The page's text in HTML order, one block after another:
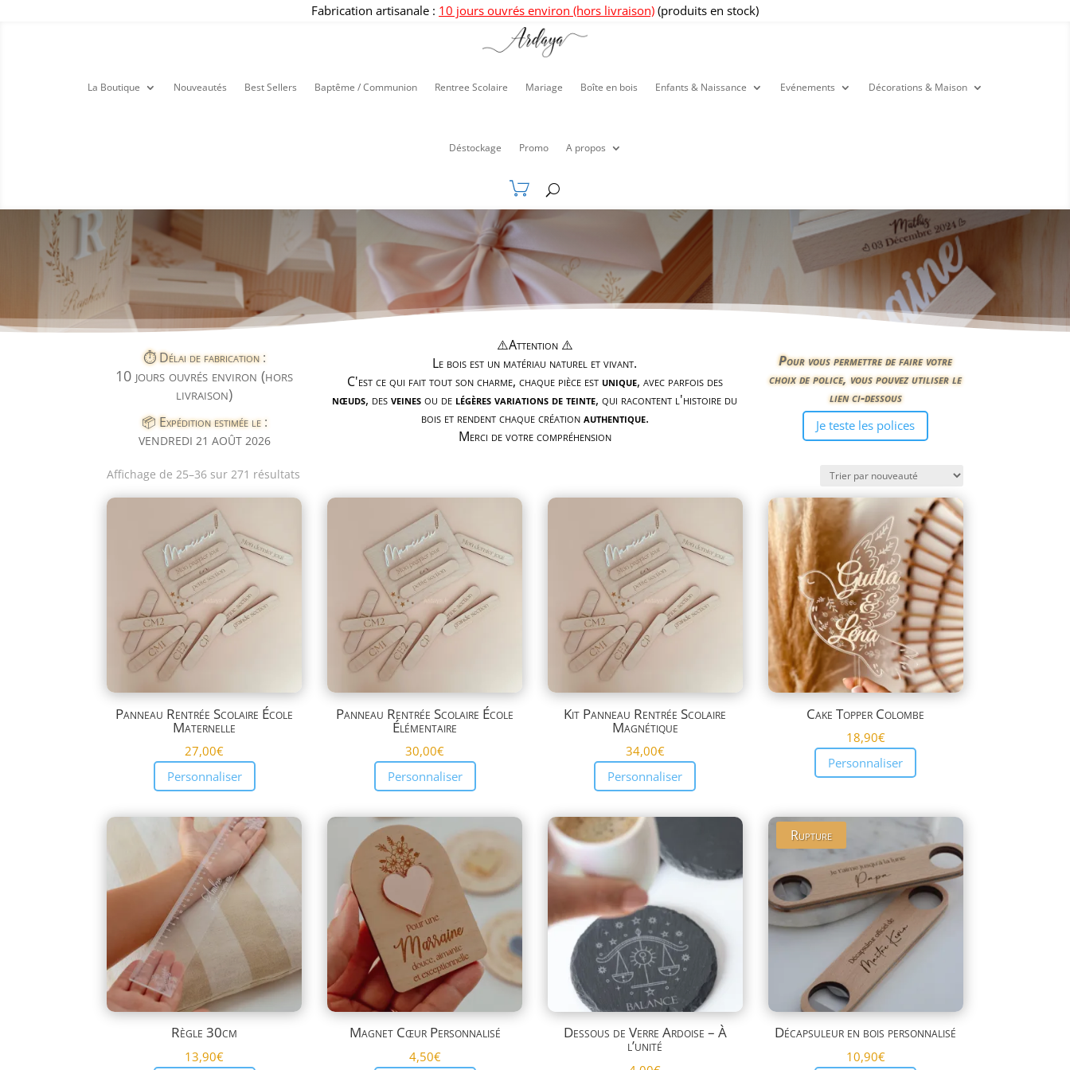
Fabrication artisanale : 10 jours ouvrés environ (hors livraison) (produits en stock)
La Boutique Nouveautés Best Sellers Baptême / Communion Rentree Scolaire Mariage Boîte en bois Enfants & Naissance Evénements Décorations & Maison
Déstockage Promo A propos
⏱️ Délai de fabrication :
10 jours ouvrés environ (hors
livraison)
📦 Expédition estimée le :
VENDREDI 21 AOÛT 2026
⚠️Attention ⚠️
Le bois est un matériau naturel et vivant.
C'est ce qui fait tout son charme, chaque pièce est unique, avec parfois des
nœuds, desveinesou de légères variations de teinte, qui racontent l'histoire du
bois et rendent chaque créationauthentique.
Merci de votre compréhension
Pour vous permettre de faire votre
choix de police, vous pouvez utiliser le
lien ci-dessous
Je teste les polices
Affichage de 25–36 sur 271 résultats
Panneau Rentrée Scolaire École
Maternelle
27,00€
Personnaliser
Panneau Rentrée Scolaire École
Élémentaire
30,00€
Personnaliser
Kit Panneau Rentrée Scolaire
Magnétique
34,00€
Personnaliser
Cake Topper Colombe
18,90€
Personnaliser
Règle 30cm
13,90€
Magnet Cœur Personnalisé
4,50€
Dessous de Verre Ardoise – À
l’unité
Rupture
Décapsuleur en bois personnalisé
10,90€